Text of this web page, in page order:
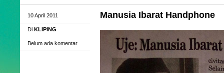
10 April 2011
Di KLIPING
Belum ada komentar
Manusia Ibarat Handphone